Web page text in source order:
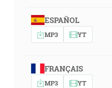
ESPAÑOL
MP3 YT
FRANÇAIS
MP3 YT